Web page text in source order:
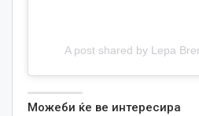
A post shared by Lepa
Можеби ќе ве интересира